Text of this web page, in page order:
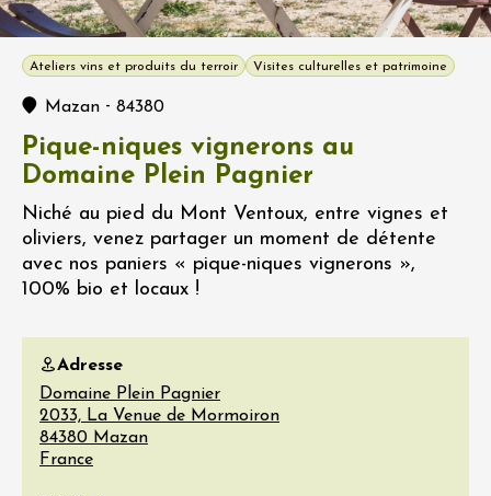
Ateliers vins et produits du terroir Visites culturelles et patrimoine
Mazan - 84380
Pique-niques vignerons au
Domaine Plein Pagnier
Niché au pied du Mont Ventoux, entre vignes et
oliviers, venez partager un moment de détente
avec nos paniers « pique-niques vignerons »,
100% bio et locaux !
Adresse
Domaine Plein Pagnier
2033, La Venue de Mormoiron
84380 Mazan
France